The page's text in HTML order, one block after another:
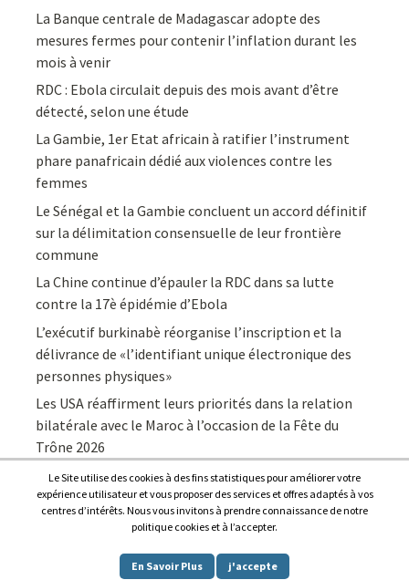
La Banque centrale de Madagascar adopte des
mesures fermes pour contenir l’inflation durant les
mois à venir
RDC : Ebola circulait depuis des mois avant d’être
détecté, selon une étude
La Gambie, 1er Etat africain à ratifier l’instrument
phare panafricain dédié aux violences contre les
femmes
Le Sénégal et la Gambie concluent un accord définitif
sur la délimitation consensuelle de leur frontière
commune
La Chine continue d’épauler la RDC dans sa lutte
contre la 17è épidémie d’Ebola
L’exécutif burkinabè réorganise l’inscription et la
délivrance de «l’identifiant unique électronique des
personnes physiques»
Les USA réaffirment leurs priorités dans la relation
bilatérale avec le Maroc à l’occasion de la Fête du
Trône 2026
Afrique7, l’info du continent en continu
Proudly powered by WordPress.| Theme: Awaken by
Le Site utilise des cookies à des fins statistiques pour améliorer votre
expérience utilisateur et vous proposer des services et offres adaptés à vos
centres d’intérêts. Nous vous invitons à prendre connaissance de notre
politique cookies et à l’accepter.
En Savoir Plus j'accepte